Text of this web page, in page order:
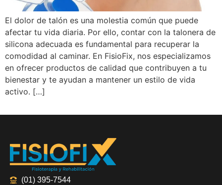
El dolor de talón es una molestia común que puede
afectar tu vida diaria. Por ello, contar con la talonera de
silicona adecuada es fundamental para recuperar la
comodidad al caminar. En FisioFix, nos especializamos
en ofrecer productos de calidad que contribuyen a tu
bienestar y te ayudan a mantener un estilo de vida
activo. […]
(01) 395-7544